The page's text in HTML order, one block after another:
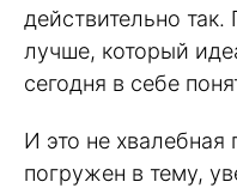
действительно
лучше, который
сегодня в себе
И это не хвалебная
погружен в тему,